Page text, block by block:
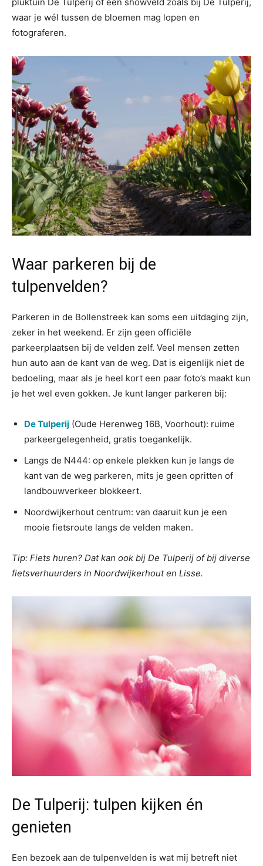
waar je wél tussen de bloemen mag lopen en
fotograferen.
Waar parkeren bij de
tulpenvelden?
Parkeren in de Bollenstreek kan soms een uitdaging zijn,
zeker in het weekend. Er zijn geen officiële
parkeerplaatsen bij de velden zelf. Veel mensen zetten
hun auto aan de kant van de weg. Dat is eigenlijk niet de
bedoeling, maar als je heel kort een paar foto’s maakt kun
je het wel even gokken. Je kunt langer parkeren bij:
De Tulperij (Oude Herenweg 16B, Voorhout): ruime
parkeergelegenheid, gratis toegankelijk.
Langs de N444: op enkele plekken kun je langs de
kant van de weg parkeren, mits je geen opritten of
landbouwverkeer blokkeert.
Noordwijkerhout centrum: van daaruit kun je een
mooie fietsroute langs de velden maken.
Tip: Fiets huren? Dat kan ook bij De Tulperij of bij diverse
fietsverhuurders in Noordwijkerhout en Lisse.
De Tulperij: tulpen kijken én
genieten
Een bezoek aan de tulpenvelden is wat mij betreft niet